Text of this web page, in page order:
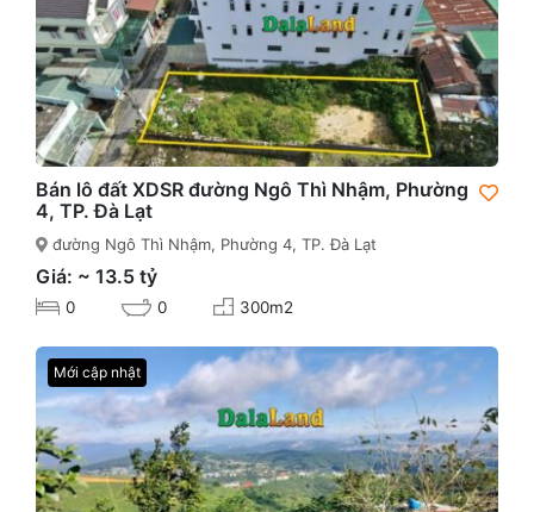
Bán lô đất XDSR đường Ngô Thì Nhậm, Phường
4, TP. Đà Lạt
đường Ngô Thì Nhậm, Phường 4, TP. Đà Lạt
Giá: ~ 13.5 tỷ
0 0 300m2
Mới cập nhật